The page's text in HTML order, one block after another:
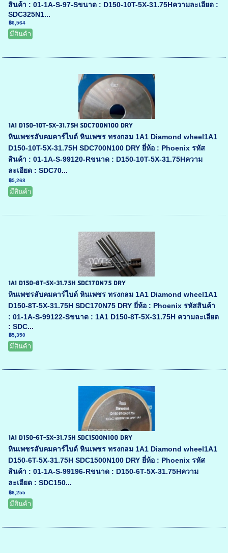
สินค้า : 01-1A-S-97-Sขนาด : D150-10T-5X-31.75Hความละเอียด :
SDC325N1...
฿6,564
มีสินค้า
1A1 D150-10T-5X-31.75H SDC700N100 DRY
หินเพชรลับคมคาร์ไบด์ หินเพชร ทรงกลม 1A1 Diamond wheel1A1
D150-10T-5X-31.75H SDC700N100 DRY ยี่ห้อ : Phoenix รหัส
สินค้า : 01-1A-S-99120-Rขนาด : D150-10T-5X-31.75Hความ
ละเอียด : SDC70...
฿5,268
มีสินค้า
1A1 D150-8T-5X-31.75H SDC170N75 DRY
หินเพชรลับคมคาร์ไบด์ หินเพชร ทรงกลม 1A1 Diamond wheel1A1
D150-8T-5X-31.75H SDC170N75 DRY ยี่ห้อ : Phoenix รหัสสินค้า
: 01-1A-S-99122-Sขนาด : 1A1 D150-8T-5X-31.75H ความละเอียด
: SDC...
฿5,350
มีสินค้า
1A1 D150-6T-5X-31.75H SDC1500N100 DRY
หินเพชรลับคมคาร์ไบด์ หินเพชร ทรงกลม 1A1 Diamond wheel1A1
D150-6T-5X-31.75H SDC1500N100 DRY ยี่ห้อ : Phoenix รหัส
สินค้า : 01-1A-S-99196-Rขนาด : D150-6T-5X-31.75Hความ
ละเอียด : SDC150...
฿6,255
มีสินค้า